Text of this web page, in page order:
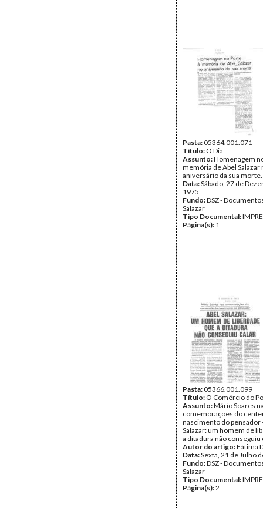
Pasta:05364.001.071
Título: O Dia
Assunto:Homenagem
memória de Abel Salazar
aniversário da sua morte.
Data:Sábado, 27 de
1975
Fundo:DSZ -
Salazar
Tipo Documental:
Página(s): 1
Pasta:05366.001.099
Título: O Comércio do
Assunto:Mário Soares
comemorações do
nascimento do pensador
Salazar: um homem de
a ditadura não conseguiu
Autor do artigo:Fátima
Data:Sexta, 21 de Julho
Fundo:DSZ -
Salazar
Tipo Documental:
Página(s):2